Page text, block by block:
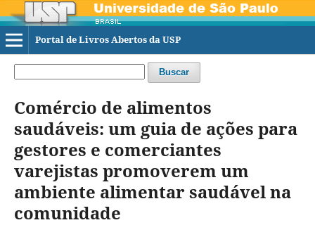
Portal de Livros Abertos da USP
Buscar
Comércio de alimentos
saudáveis: um guia de ações para
gestores e comerciantes
varejistas promoverem um
ambiente alimentar saudável na
comunidade